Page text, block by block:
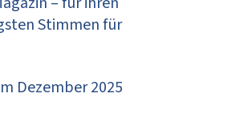
Stimmen für
Dezember 2025